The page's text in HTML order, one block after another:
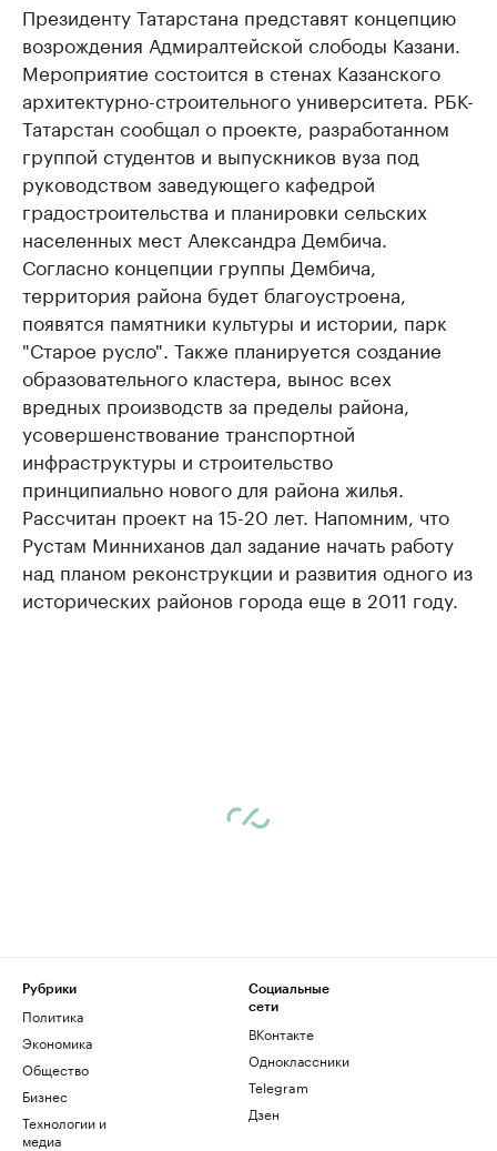
Президенту Татарстана представят концепцию
возрождения Адмиралтейской слободы Казани.
Мероприятие состоится в стенах Казанского
архитектурно-строительного университета. РБК-
Татарстан сообщал о проекте, разработанном
группой студентов и выпускников вуза под
руководством заведующего кафедрой
градостроительства и планировки сельских
населенных мест Александра Дембича.
Согласно концепции группы Дембича,
территория района будет благоустроена,
появятся памятники культуры и истории, парк
"Старое русло". Также планируется создание
образовательного кластера, вынос всех
вредных производств за пределы района,
усовершенствование транспортной
инфраструктуры и строительство
принципиально нового для района жилья.
Рассчитан проект на 15-20 лет. Напомним, что
Рустам Минниханов дал задание начать работу
над планом реконструкции и развития одного из
исторических районов города еще в 2011 году.
Рубрики
Политика
Экономика
Общество
Бизнес
Технологии и
медиа
Социальные
сети
ВКонтакте
Одноклассники
Telegram
Дзен